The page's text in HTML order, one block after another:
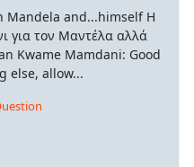
Mandela and...himself Η
για τον Μαντέλα αλλά
Kwame Mamdani: Good
else, allow...